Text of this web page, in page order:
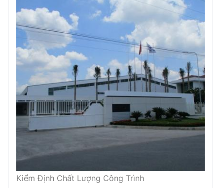
Kiểm Định Chất Lượng Công Trình